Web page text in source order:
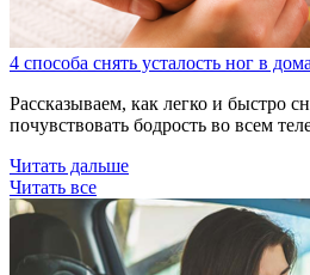
4 способа снять усталость ног в
Рассказываем, как легко и быстро
почувствовать бодрость во всем
Читать дальше
Читать все